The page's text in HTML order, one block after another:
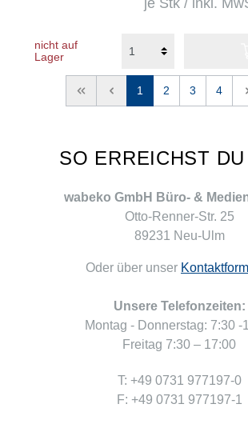
je Stk / inkl.
nicht auf
Lager
<< < 1 2 3 4 >
SO ERREICHST
wabeko GmbH Büro- &
Otto-Renner-Str. 25
89231 Neu-Ulm
Oder über unser
Unsere Telefonzeiten:
Montag - Donnerstag: 7:30 -
Freitag 7:30 – 17:00
T: +49 0731 977197-0
F: +49 0731 977197-1